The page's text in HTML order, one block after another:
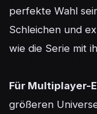
perfekte Wahl
Schleichen und
wie die Serie mit
Für Multiplayer-
größeren